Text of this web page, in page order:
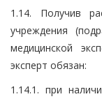
1.14. Получив
учреждения
медицинской
эксперт обязан:
1.14.1. при